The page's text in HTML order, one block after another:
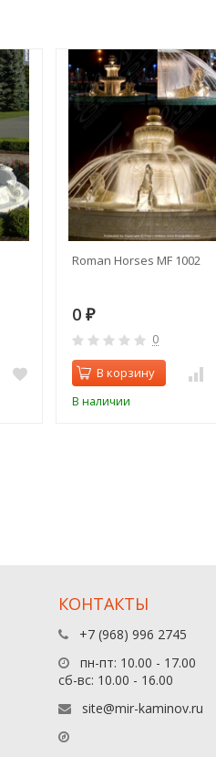
Roman Horses MF 1002
0 ₽
0
В корзину
В наличии
КОНТАКТЫ
+7 (968) 996 2745
пн-пт: 10.00 - 17.00
сб-вс: 10.00 - 16.00
site@mir-kaminov.ru